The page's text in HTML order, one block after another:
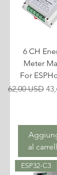
6 CH
Meter
For
Prezzo
62,00 USD
al
ESP32-C3